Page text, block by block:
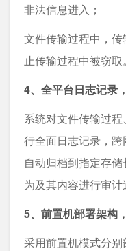
非法信息进入；
文件传输过程中，
止传输过程中被窃取。
4、全平台日志记录
系统对文件传输过
行全面日志记录，跨
自动归档到指定存
为及其内容进行审计
5、前置机部署架构
采用前置机模式分